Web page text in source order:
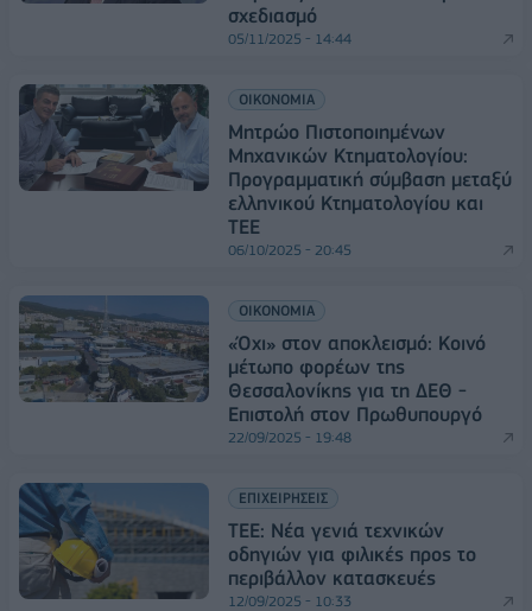
σχεδιασμό
05/11/2025 - 14:44
ΟΙΚΟΝΟΜΙΑ
Μητρώο Πιστοποιημένων
Μηχανικών Κτηματολογίου:
Προγραμματική σύμβαση μεταξύ
ελληνικού Κτηματολογίου και
ΤΕΕ
06/10/2025 - 20:45
ΟΙΚΟΝΟΜΙΑ
«Όχι» στον αποκλεισμό: Κοινό
μέτωπο φορέων της
Θεσσαλονίκης για τη ΔΕΘ -
Επιστολή στον Πρωθυπουργό
22/09/2025 - 19:48
ΕΠΙΧΕΙΡΗΣΕΙΣ
ΤΕΕ: Νέα γενιά τεχνικών
οδηγιών για φιλικές προς το
περιβάλλον κατασκευές
12/09/2025 - 10:33